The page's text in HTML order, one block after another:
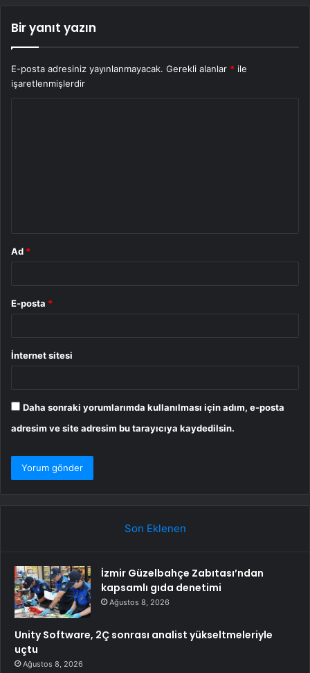
Bir yanıt yazın
E-posta adresiniz yayınlanmayacak. Gerekli alanlar * ile
işaretlenmişlerdir
Ad *
E-posta *
İnternet sitesi
Daha sonraki yorumlarımda kullanılması için adım, e-posta
adresim ve site adresim bu tarayıcıya kaydedilsin.
Son Eklenen
İzmir Güzelbahçe Zabıtası’ndan
kapsamlı gıda denetimi
Ağustos 8, 2026
Unity Software, 2Ç sonrası analist yükseltmeleriyle
uçtu
Ağustos 8, 2026